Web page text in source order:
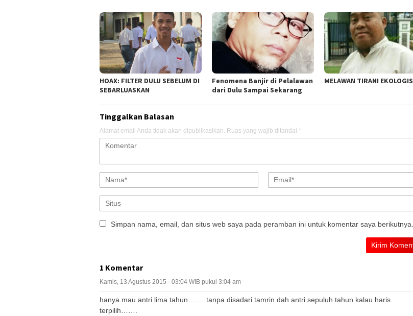
HOAX: FILTER DULU SEBELUM DI
SEBARLUASKAN
Fenomena Banjir di Pelalawan
dari Dulu Sampai Sekarang
MELAWAN TIRANI EKOLOGIS
Tinggalkan Balasan
Alamat email Anda tidak akan dipublikasikan. Ruas yang wajib ditandai *
Simpan nama, email, dan situs web saya pada peramban ini untuk komentar saya berikutnya.
1 Komentar
Kamis, 13 Agustus 2015 - 03:04 WIB pukul 3:04 am
hanya mau antri lima tahun……. tanpa disadari tamrin dah antri sepuluh tahun kalau haris
terpilih…….